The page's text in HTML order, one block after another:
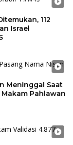
112
Israel
Meninggal Saat
Pahlawan